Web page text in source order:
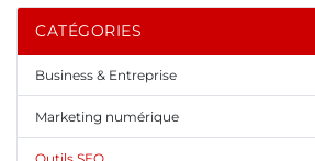
CATÉGORIES
Business & Entreprise
Marketing numérique